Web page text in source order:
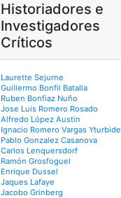
Historiadores e
Investigadores
Críticos
Laurette Sejurne
Guillermo Bonfil Batalla
Ruben Bonfiaz Nuño
Jose Luis Romero Rosado
Alfredo López Austin
Ignacio Romero Vargas Yturbide
Pablo Gonzalez Casanova
Carlos Lenquersdorf
Ramón Grosfoguel
Enrique Dussel
Jaques Lafaye
Jacobo Grinberg